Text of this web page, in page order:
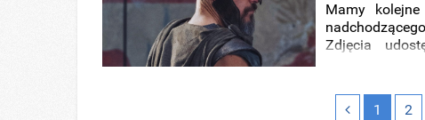
Mamy
Zdjęcia
mediach
gwiazdorską
1 2